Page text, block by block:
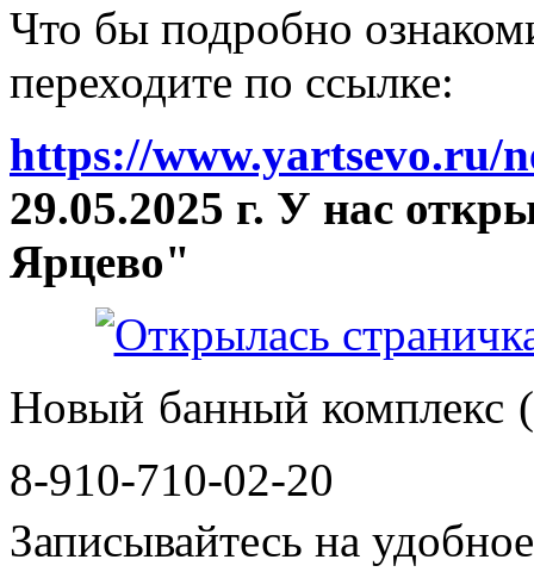
Что бы подробно
переходите по ссылке:
https://www.yartsevo.ru/
29.05.2025 г. У нас
Ярцево"
Новый банный комплекс
8-910-710-02-20
Записывайтесь на